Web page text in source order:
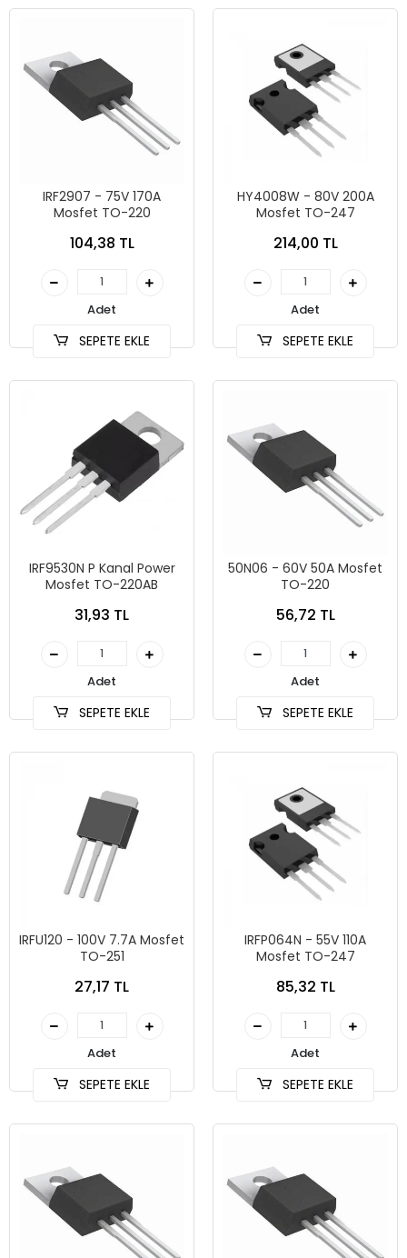
IRF2907 - 75V 170A
Mosfet TO-220
104,38 TL
Adet
SEPETE EKLE
HY4008W - 80V 200A
Mosfet TO-247
214,00 TL
Adet
SEPETE EKLE
IRF9530N P Kanal Power
Mosfet TO-220AB
31,93 TL
Adet
SEPETE EKLE
50N06 - 60V 50A Mosfet
TO-220
56,72 TL
Adet
SEPETE EKLE
IRFU120 - 100V 7.7A Mosfet
TO-251
27,17 TL
Adet
SEPETE EKLE
IRFP064N - 55V 110A
Mosfet TO-247
85,32 TL
Adet
SEPETE EKLE